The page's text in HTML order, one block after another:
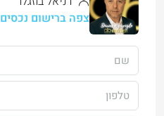
צפה ברישום נכסים